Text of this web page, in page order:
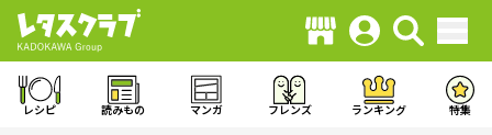
レシピ 読みもの マンガ フレンズ ランキング 特集